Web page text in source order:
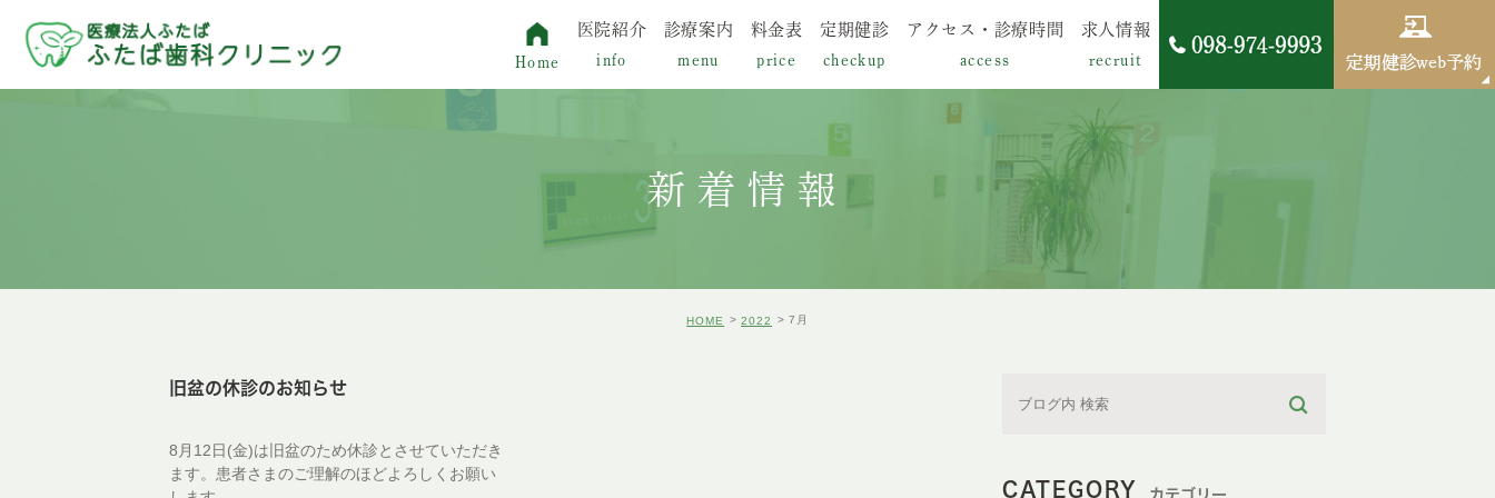
Home
医院紹介
info
当院の特徴
理事長紹介
ドクター紹介
診療案内
menu
むし歯
歯周病
小児治療
料金表
price
定期健診
checkup
アクセス・診療時間
access
求人情報
recruit
新着情報
HOME 2022 7月
旧盆の休診のお知らせ
8月12日(金)は旧盆のため休診とさせていただき
ます。患者さまのご理解のほどよろしくお願い
CATEGORY カテゴリー